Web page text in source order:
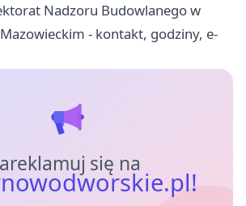
Nadzoru Budowlanego w
- kontakt, godziny, e-
się na